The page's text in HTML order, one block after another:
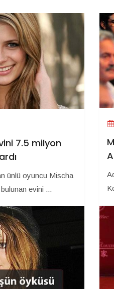
7.5 milyon
ünlü oyuncu Mischa
evini ...